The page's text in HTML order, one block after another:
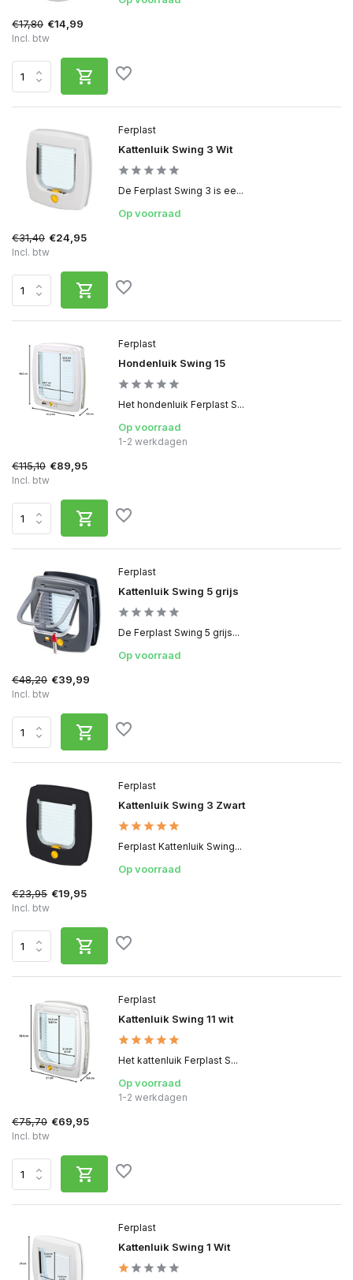
Ferplast
Kattenluik Swing 1 Wit
Ferplast
Kattenluik Swing 11 wit
Het kattenluik Ferplast S...
Op voorraad
1-2 werkdagen
€75,70 €69,95
Incl. btw
Ferplast
Kattenluik Swing 3 Zwart
Ferplast Kattenluik Swing...
Op voorraad
€23,95 €19,95
Incl. btw
Ferplast
Kattenluik Swing 5 grijs
De Ferplast Swing 5 grijs...
Op voorraad
€48,20 €39,99
Incl. btw
Ferplast
Hondenluik Swing 15
Het hondenluik Ferplast S...
Op voorraad
1-2 werkdagen
€115,10 €89,95
Incl. btw
Ferplast
Kattenluik Swing 3 Wit
De Ferplast Swing 3 is ee...
Op voorraad
€31,40 €24,95
Incl. btw
€17,80 €14,99
Incl. btw